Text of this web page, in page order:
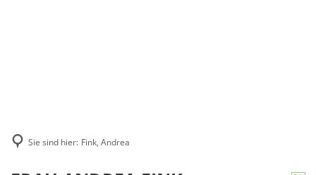
Sie sind hier: Fink, Andrea